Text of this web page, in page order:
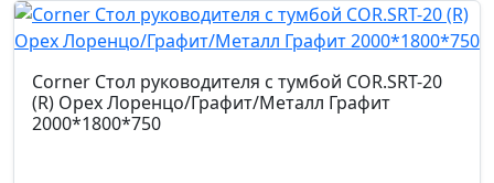
Corner Стол руководителя с тумбой COR.SRT-20
(R) Орех Лоренцо/Графит/Металл Графит
2000*1800*750